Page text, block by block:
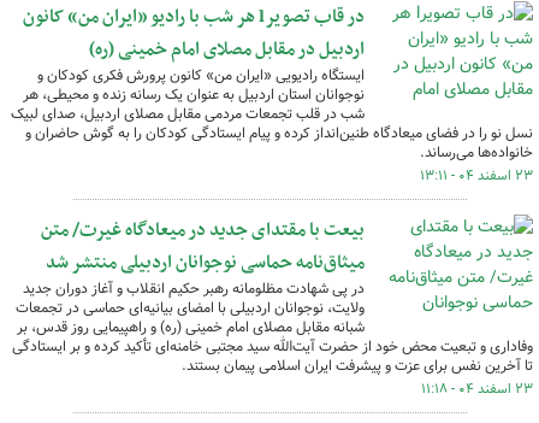
در قاب تصویرl هر شب با رادیو «ایران من» کانون
اردبیل در مقابل مصلای امام خمینی (ره)
ایستگاه رادیویی «ایران من» کانون پرورش فکری کودکان و
نوجوانان استان اردبیل به عنوان یک رسانه زنده و محیطی، هر
شب در قلب تجمعات مردمی مقابل مصلای اردبیل، صدای لبیک
نسل نو را در فضای میعادگاه طنین‌انداز کرده و پیام ایستادگی کودکان را به گوش حاضران و
خانواده‌ها می‌رساند.
۲۳ اسفند ۰۴ - ۱۳:۱۱
بیعت با مقتدای جدید در میعادگاه غیرت/ متن
میثاق‌نامه حماسی نوجوانان اردبیلی منتشر شد
در پی شهادت مظلومانه رهبر حکیم انقلاب و آغاز دوران جدید
ولایت، نوجوانان اردبیلی با امضای بیانیه‌ای حماسی در تجمعات
شبانه مقابل مصلای امام خمینی (ره) و راهپیمایی روز قدس، بر
وفاداری و تبعیت محض خود از حضرت آیت‌الله سید مجتبی خامنه‌ای تأکید کرده و بر ایستادگی
تا آخرین نفس برای عزت و پیشرفت ایران اسلامی پیمان بستند.
۲۳ اسفند ۰۴ - ۱۱:۱۸